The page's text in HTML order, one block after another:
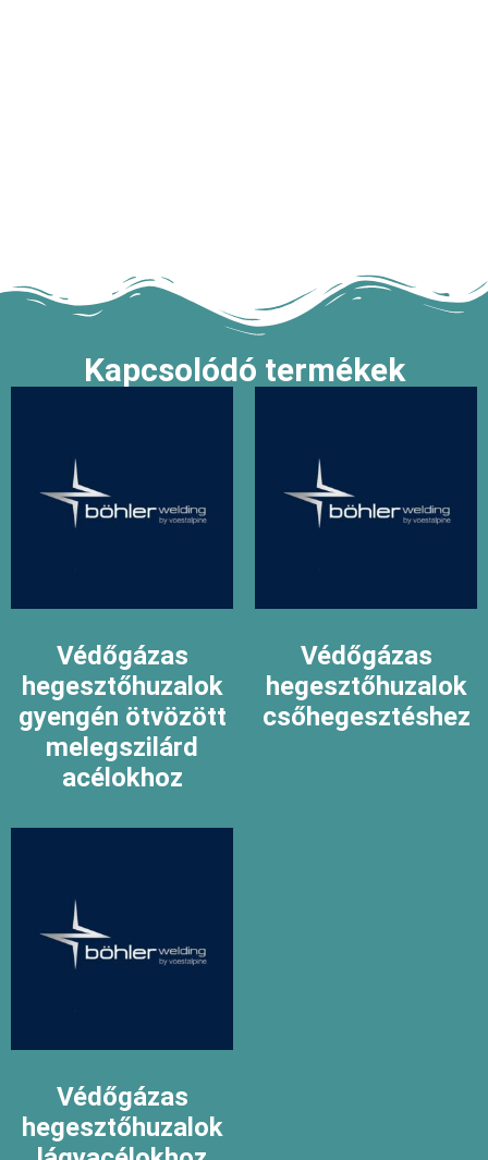
Kapcsolódó termékek
Védőgázas
hegesztőhuzalok
gyengén ötvözött
melegszilárd
acélokhoz
Védőgázas
hegesztőhuzalok
csőhegesztéshez
Védőgázas
hegesztőhuzalok